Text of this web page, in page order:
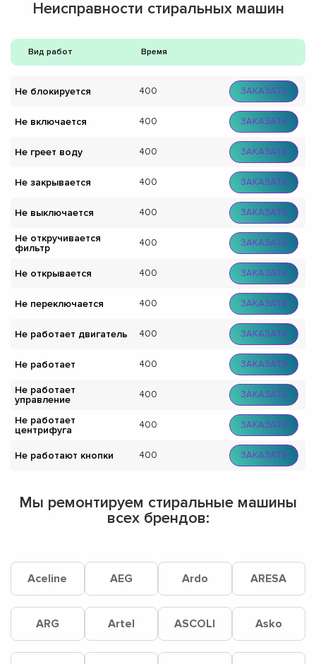
Неисправности стиральных машин
Вид работ Время
Не блокируется 400 ЗАКАЗАТЬ
Не включается 400 ЗАКАЗАТЬ
Не греет воду 400 ЗАКАЗАТЬ
Не закрывается 400 ЗАКАЗАТЬ
Не выключается 400 ЗАКАЗАТЬ
Не откручивается
фильтр
400 ЗАКАЗАТЬ
Не открывается 400 ЗАКАЗАТЬ
Не переключается 400 ЗАКАЗАТЬ
Не работает двигатель 400 ЗАКАЗАТЬ
Не работает 400 ЗАКАЗАТЬ
Не работает
управление
400 ЗАКАЗАТЬ
Не работает
центрифуга
400 ЗАКАЗАТЬ
Не работают кнопки 400 ЗАКАЗАТЬ
Мы ремонтируем стиральные машины
всех брендов:
Aceline AEG Ardo ARESA
ARG Artel ASCOLI Asko